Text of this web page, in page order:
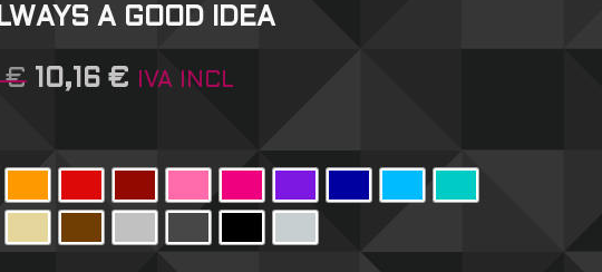
A GOOD IDEA
€ 10,16 € IVA INCL